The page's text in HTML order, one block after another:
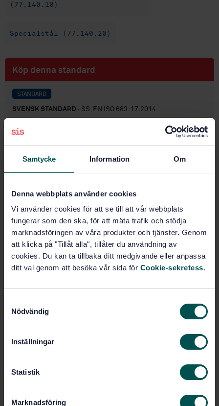
Samtycke Information Om
Denna webbplats använder cookies
Vi använder cookies för att se till att vår webbplats
fungerar som den ska, för att mäta trafik och stödja
marknadsföringen av våra produkter och tjänster. Genom
att klicka på "Tillåt alla", tillåter du användning av
cookies. Du kan ta tillbaka ditt medgivande eller anpassa
ditt val genom att besöka vår sida för Cookie-sekretess.
Nödvändig
Inställningar
Statistik
Marknadsföring
(77.140.10)
Specialstål (77.140.20)
Köp denna standard
STANDARD
SVENSK STANDARD · SS-EN ISO 683-17:2014
automatstål - Del 17: Kullagerstål (ISO 683-17:2014)
Prenumerera på standarden - Läs mer
Fler alternativ
Produktinformation
Heat-treated steels,
Part 17: Ball and roller bearing steels
(ISO 683-17:2014)